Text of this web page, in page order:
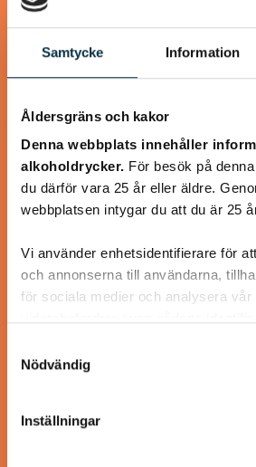
Samtycke Information
Åldersgräns och kakor
Denna webbplats innehåller
alkoholdrycker. För besök på
du därför vara 25 år eller äldre.
webbplatsen intygar du att du är 25
Vi använder enhetsidentifierare för
och annonserna till användarna,
för sociala medier och analysera vår
annons- och analysföretag som vi
Dessa kan i sin tur kombinera
information som du har
samlat in när du har använt deras
Nödvändig
Inställningar
Paleo: Kycklinggryta
mango och